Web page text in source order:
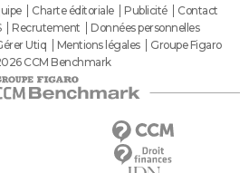
Charte éditoriale Publicité
Contact
Recrutement
Données personnelles
Utiq Mentions légales
Groupe Figaro
CCM Benchmark